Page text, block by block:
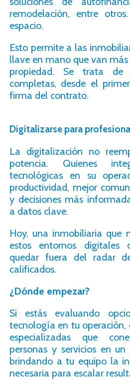
remodelación, entre
espacio.
Esto permite a las
llave en mano que van
propiedad. Se trata de
completas, desde el
firma del contrato.
Digitalizarse para
La digitalización no
potencia. Quienes
tecnológicas en su
productividad, mejor
y decisiones más
a datos clave.
Hoy, una inmobiliaria que
estos entornos digitales
quedar fuera del radar
calificados.
¿Dónde empezar?
Si estás evaluando
tecnología en tu
especializadas que
personas y servicios en
brindando a tu equipo la
necesaria para escalar